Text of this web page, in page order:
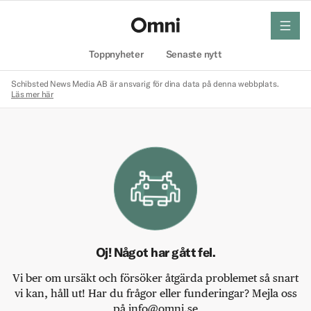
Toppnyheter Senaste nytt
meny
Schibsted News Media AB är ansvarig för dina data på denna webbplats.
Läs mer här
Oj! Något har gått fel.
Vi ber om ursäkt och försöker åtgärda problemet så snart
vi kan, håll ut! Har du frågor eller funderingar? Mejla oss